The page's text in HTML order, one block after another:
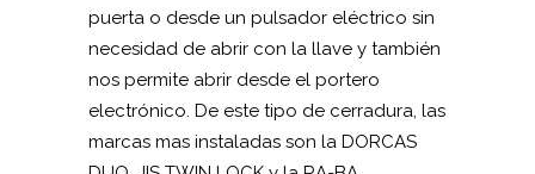
puerta o desde un pulsador eléctrico sin
necesidad de abrir con la llave y también
nos permite abrir desde el portero
electrónico. De este tipo de cerradura, las
marcas mas instaladas son la DORCAS